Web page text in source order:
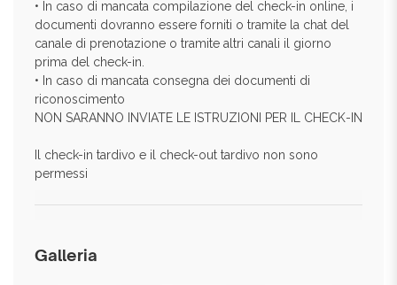
• In caso di mancata compilazione del check-in online, i
documenti dovranno essere forniti o tramite la chat del
canale di prenotazione o tramite altri canali il giorno
prima del check-in.
• In caso di mancata consegna dei documenti di
riconoscimento
NON SARANNO INVIATE LE ISTRUZIONI PER IL CHECK-IN
Il check-in tardivo e il check-out tardivo non sono
permessi
Galleria